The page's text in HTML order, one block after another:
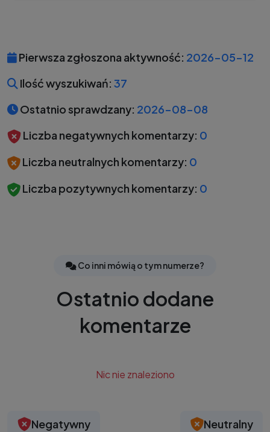
Pierwsza zgłoszona aktywność: 2026-05-12
Ilość wyszukiwań: 37
Ostatnio sprawdzany: 2026-08-08
Liczba negatywnych komentarzy: 0
Liczba neutralnych komentarzy: 0
Liczba pozytywnych komentarzy: 0
Co inni mówią o tym numerze?
Ostatnio dodane
komentarze
Nic nie znaleziono
Negatywny
Neutralny